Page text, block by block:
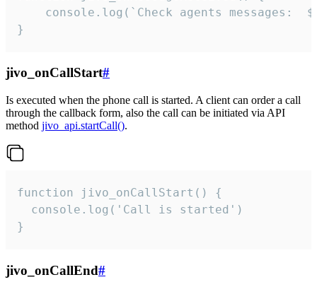
}
jivo_onCallStart#
Is executed when the phone call is started. A client can order a call
through the callback form, also the call can be initiated via API
method jivo_api.startCall().
function jivo_onCallStart() {
  console.log('Call is started')
}
jivo_onCallEnd#